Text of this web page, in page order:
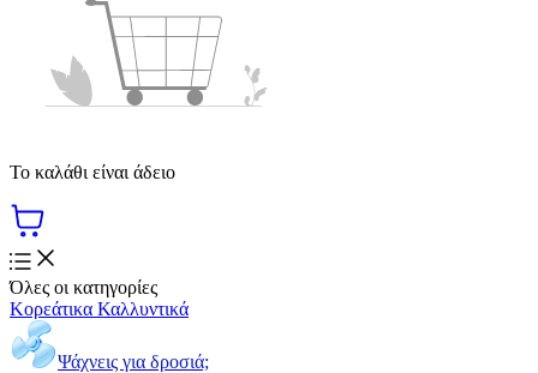
Το καλάθι είναι άδειο
Όλες οι κατηγορίες
Κορεάτικα Καλλυντικά
Ψάχνεις για δροσιά;